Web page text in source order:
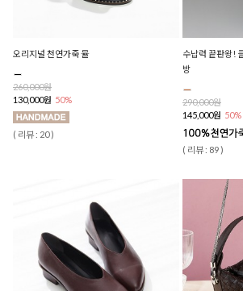
오리지널 천연가죽 뮬
260,000원
130,000원 50%
( 리뷰 : 20 )
수납력 끝판왕!
방
290,000원
145,000원 50%
( 리뷰 : 89 )